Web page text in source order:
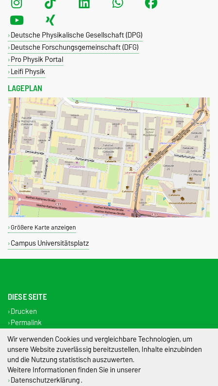
Deutsche Physikalische Gesellschaft (DPG)
Deutsche Forschungsgemeinschaft (DFG)
Pro Physik Portal
Leifi Physik
LAGEPLAN
Größere Karte anzeigen
Campus Universitätsplatz
DIESE SEITE
Drucken
Permalink
Impressum
Datenschutz
Wir verwenden Cookies und vergleichbare Technologien, um
unsere Website zuverlässig bereitzustellen, Inhalte einzubinden
und die Nutzung statistisch auszuwerten.
Weitere Informationen finden Sie in unserer
Datenschutzerklärung.